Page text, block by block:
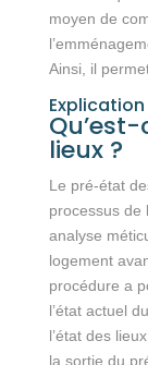
moyen de
Ainsi, il
lieux ?
Le pré-état
processus de
analyse
logement
procédure a
l’état actuel
l’état des
la sortie du